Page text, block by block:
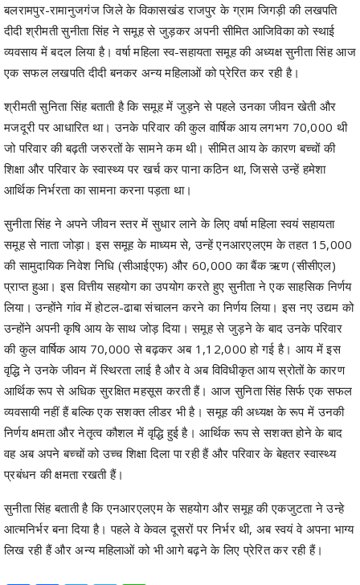
बलरामपुर-रामानुजगंज जिले के विकासखंड राजपुर के ग्राम जिगड़ी की लखपति
दीदी श्रीमती सुनीता सिंह ने समूह से जुड़कर अपनी सीमित आजिविका को स्थाई
व्यवसाय में बदल लिया है। वर्षा महिला स्व-सहायता समूह की अध्यक्ष सुनीता सिंह आज
एक सफल लखपति दीदी बनकर अन्य महिलाओं को प्रेरित कर रही है।
श्रीमती सुनिता सिंह बताती है कि समूह में जुड़ने से पहले उनका जीवन खेती और
मजदूरी पर आधारित था। उनके परिवार की कुल वार्षिक आय लगभग 70,000 थी
जो परिवार की बढ़ती जरुरतों के सामने कम थी। सीमित आय के कारण बच्चों की
शिक्षा और परिवार के स्वास्थ्य पर खर्च कर पाना कठिन था, जिससे उन्हें हमेशा
आर्थिक निर्भरता का सामना करना पड़ता था।
सुनीता सिंह ने अपने जीवन स्तर में सुधार लाने के लिए वर्षा महिला स्वयं सहायता
समूह से नाता जोड़ा। इस समूह के माध्यम से, उन्हें एनआरएलएम के तहत 15,000
की सामुदायिक निवेश निधि (सीआईएफ) और 60,000 का बैंक ऋण (सीसीएल)
प्राप्त हुआ। इस वित्तीय सहयोग का उपयोग करते हुए सुनीता ने एक साहसिक निर्णय
लिया। उन्होंने गांव में होटल-ढाबा संचालन करने का निर्णय लिया। इस नए उद्यम को
उन्होंने अपनी कृषि आय के साथ जोड़ दिया। समूह से जुड़ने के बाद उनके परिवार
की कुल वार्षिक आय 70,000 से बढ़कर अब 1,12,000 हो गई है। आय में इस
वृद्धि ने उनके जीवन में स्थिरता लाई है और वे अब विविधीकृत आय स्रोतों के कारण
आर्थिक रूप से अधिक सुरक्षित महसूस करती हैं। आज सुनिता सिंह सिर्फ एक सफल
व्यवसायी नहीं हैं बल्कि एक सशक्त लीडर भी है। समूह की अध्यक्ष के रूप में उनकी
निर्णय क्षमता और नेतृत्व कौशल में वृद्धि हुई है। आर्थिक रूप से सशक्त होने के बाद
वह अब अपने बच्चों को उच्च शिक्षा दिला पा रही हैं और परिवार के बेहतर स्वास्थ्य
प्रबंधन की क्षमता रखती हैं।
सुनीता सिंह बताती है कि एनआरएलएम के सहयोग और समूह की एकजुटता ने उन्हे
आत्मनिर्भर बना दिया है। पहले वे केवल दूसरों पर निर्भर थी, अब स्वयं वे अपना भाग्य
लिख रही हैं और अन्य महिलाओं को भी आगे बढ़ने के लिए प्रेरित कर रही हैं।